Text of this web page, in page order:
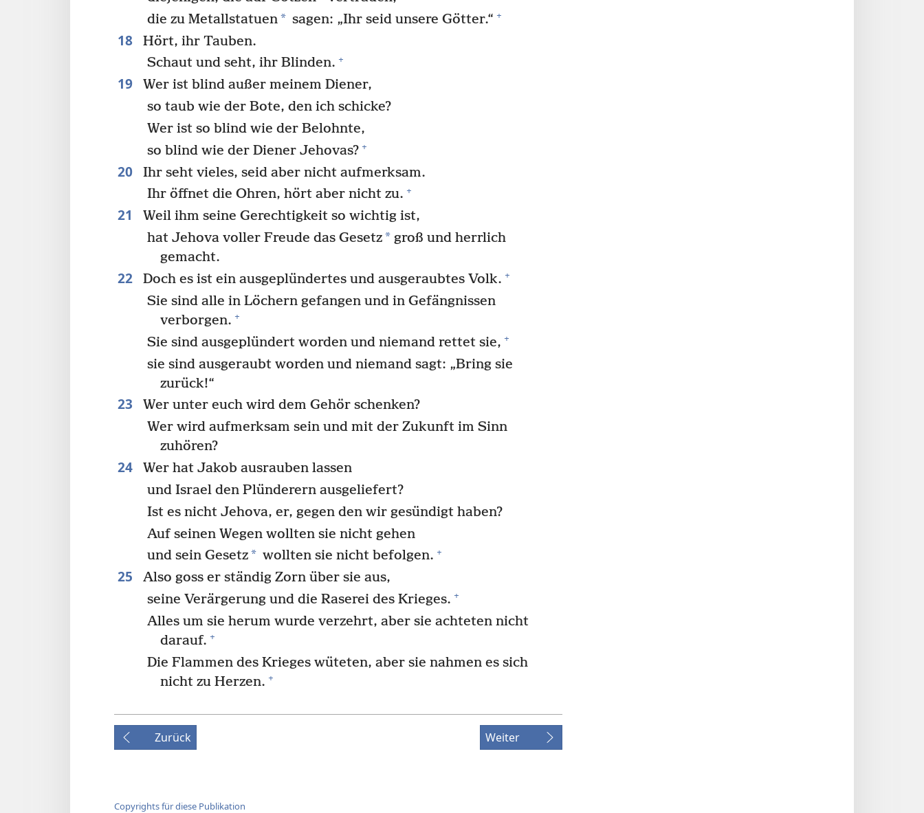
die zu Metallstatuen* sagen: „Ihr seid unsere Götter.“ +
18
Hört, ihr Tauben.
Schaut und seht, ihr Blinden. +
19
Wer ist blind außer meinem Diener,
so taub wie der Bote, den ich schicke?
Wer ist so blind wie der Belohnte,
so blind wie der Diener Jehovas? +
20
Ihr seht vieles, seid aber nicht aufmerksam.
Ihr öffnet die Ohren, hört aber nicht zu. +
21
Weil ihm seine Gerechtigkeit so wichtig ist,
hat Jehova voller Freude das Gesetz* groß und herrlich
gemacht.
22 Doch es ist ein ausgeplündertes und ausgeraubtes Volk. +
Sie sind alle in Löchern gefangen und in Gefängnissen
verborgen. +
Sie sind ausgeplündert worden und niemand rettet sie, +
sie sind ausgeraubt worden und niemand sagt: „Bring sie
zurück!“
23
Wer unter euch wird dem Gehör schenken?
Wer wird aufmerksam sein und mit der Zukunft im Sinn
zuhören?
24
Wer hat Jakob ausrauben lassen
und Israel den Plünderern ausgeliefert?
Ist es nicht Jehova, er, gegen den wir gesündigt haben?
Auf seinen Wegen wollten sie nicht gehen
und sein Gesetz* wollten sie nicht befolgen. +
25
Also goss er ständig Zorn über sie aus,
seine Verärgerung und die Raserei des Krieges. +
Alles um sie herum wurde verzehrt, aber sie achteten nicht
darauf. +
Die Flammen des Krieges wüteten, aber sie nahmen es sich
nicht zu Herzen. +
Zurück Weiter
Copyrights für diese Publikation